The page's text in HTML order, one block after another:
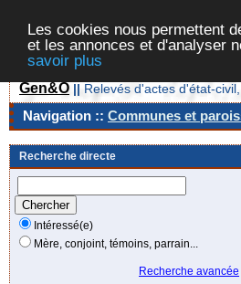
Les cookies nous permettent
et les annonces et d'analyser
savoir plus
Gen&O || Relevés d'actes d'état-
Navigation :: Communes et
Recherche directe
Intéressé(e)
Mère, conjoint, témoins, parrain...
Recherche avancée